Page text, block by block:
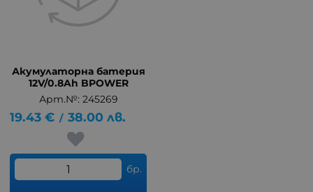
Акумулаторна батерия
12V/0.8Ah BPOWER
Арт.№: 245269
19.43 € / 38.00 лв.
бр.